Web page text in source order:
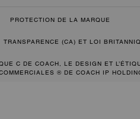
PROTECTION DE LA MARQUE
TRANSPARENCE (CA) ET LOI
C DE COACH, LE DESIGN ET
® DE COACH IP